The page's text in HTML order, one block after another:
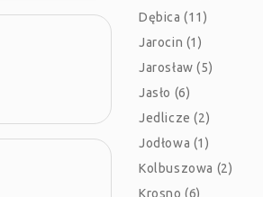
Dębica (11)
Jarocin (1)
Jarosław (5)
Jasło (6)
Jedlicze (2)
Jodłowa (1)
Kolbuszowa (2)
Krosno (6)